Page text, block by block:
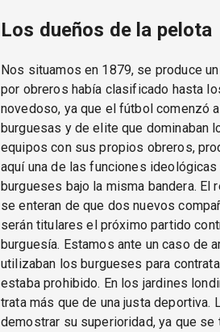
Los dueños de la pelota
Nos situamos en 1879, se produce
por obreros había clasificado hasta
novedoso, ya que el fútbol comenzó
burguesas y de elite que dominaban
equipos con sus propios obreros,
aquí una de las funciones
burgueses bajo la misma bandera.
se enteran de que dos nuevos
serán titulares el próximo partido
burguesía. Estamos ante un caso de
utilizaban los burgueses para
estaba prohibido. En los jardines
trata más que de una justa
demostrar su superioridad, ya que se